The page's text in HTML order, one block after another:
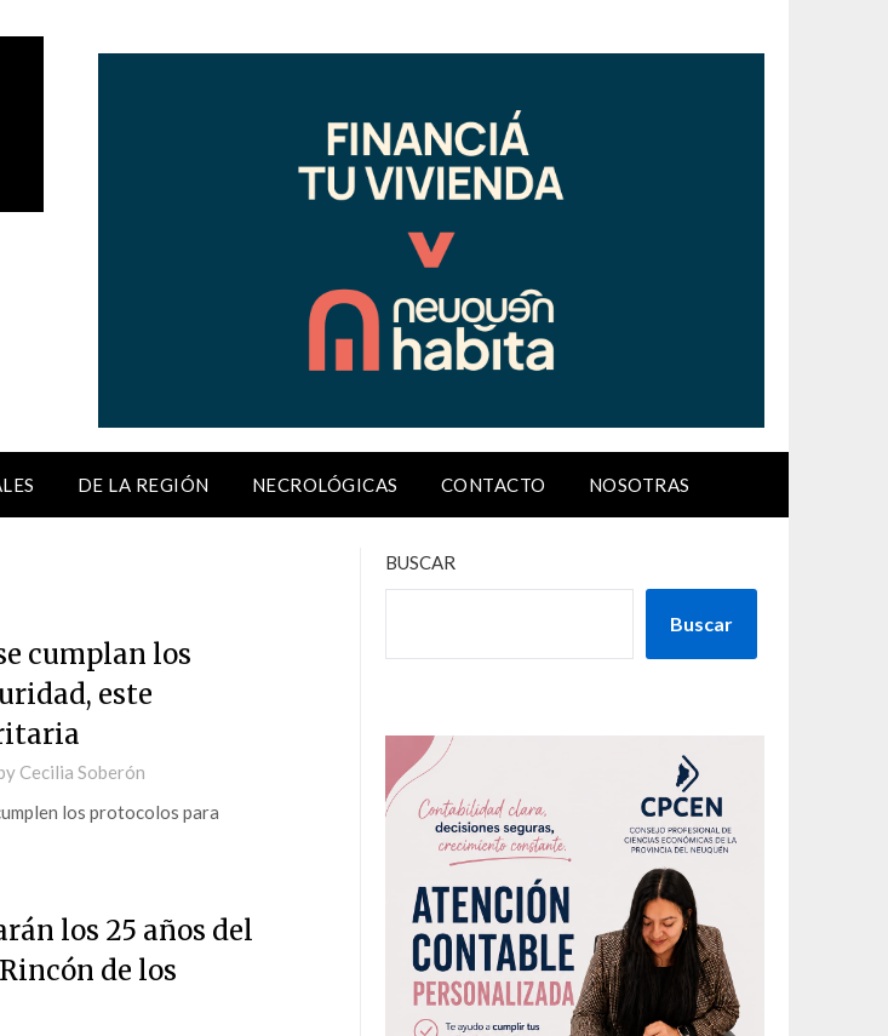
DE LA REGIÓN NECROLÓGICAS CONTACTO NOSOTRAS
cumplan los
este
Cecilia Soberón
los protocolos para
los 25 años del
de los
BUSCAR
Buscar